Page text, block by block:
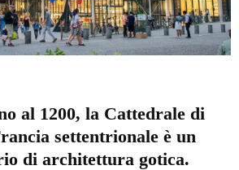
al 1200, la Cattedrale di
settentrionale è un
di architettura gotica.